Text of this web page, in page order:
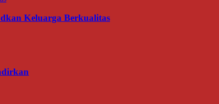
Keluarga Berkualitas